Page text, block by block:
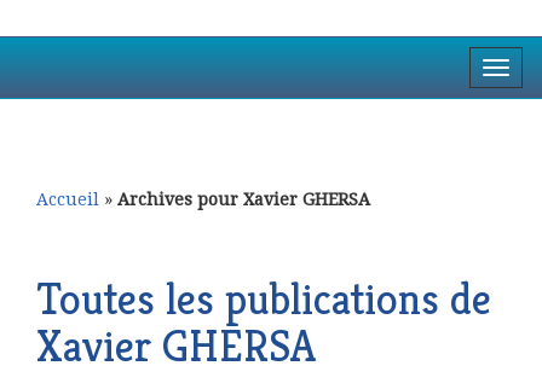
la
Accueil » Archives pour Xavier GHERSA
Toutes les publications de
Xavier GHERSA